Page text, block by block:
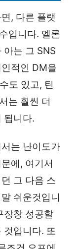
, 다른 플랫
입니다. 엘론
아는 그 SNS
적인 DM을
도 있고, 틴
는 훨씬 더
됩니다.
는 난이도가
에, 여기서
그 다음 스
쉬운것입니
장창 성공할
것입니다. 또